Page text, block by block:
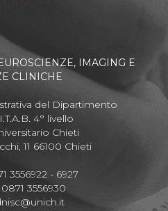
IMAGING E
CLINICHE
del Dipartimento
4° livello
Chieti
11 66100 Chieti
3556922 - 6927
3556930